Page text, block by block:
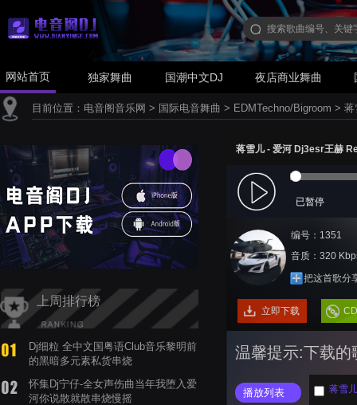
网站首页 独家舞曲 国潮中文DJ 夜店商业舞曲
目前位置： 电音阁音乐网 > 国际电音舞曲 > EDMTechno/Bigroom > 蒋
上周排行榜
Dj细粒 全中文国粤语Club音乐黎明前
的黑暗多元素私货串烧
怀集Dj宁仔-全女声伤曲当年我堕入爱
河你说散就散串烧慢摇
蒋雪儿 - 爱河 Dj3esr王赫
已暂停
编号：1351
音质：320
把这首歌分
立即下载
温馨提示:下载的
播放列表 蒋雪